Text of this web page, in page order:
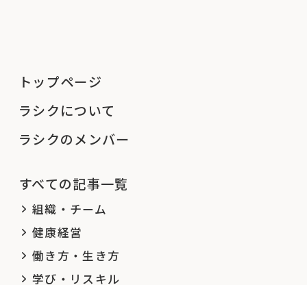
トップページ
ラシクについて
ラシクのメンバー
すべての記事一覧
組織・チーム
健康経営
働き方・生き方
学び・リスキル